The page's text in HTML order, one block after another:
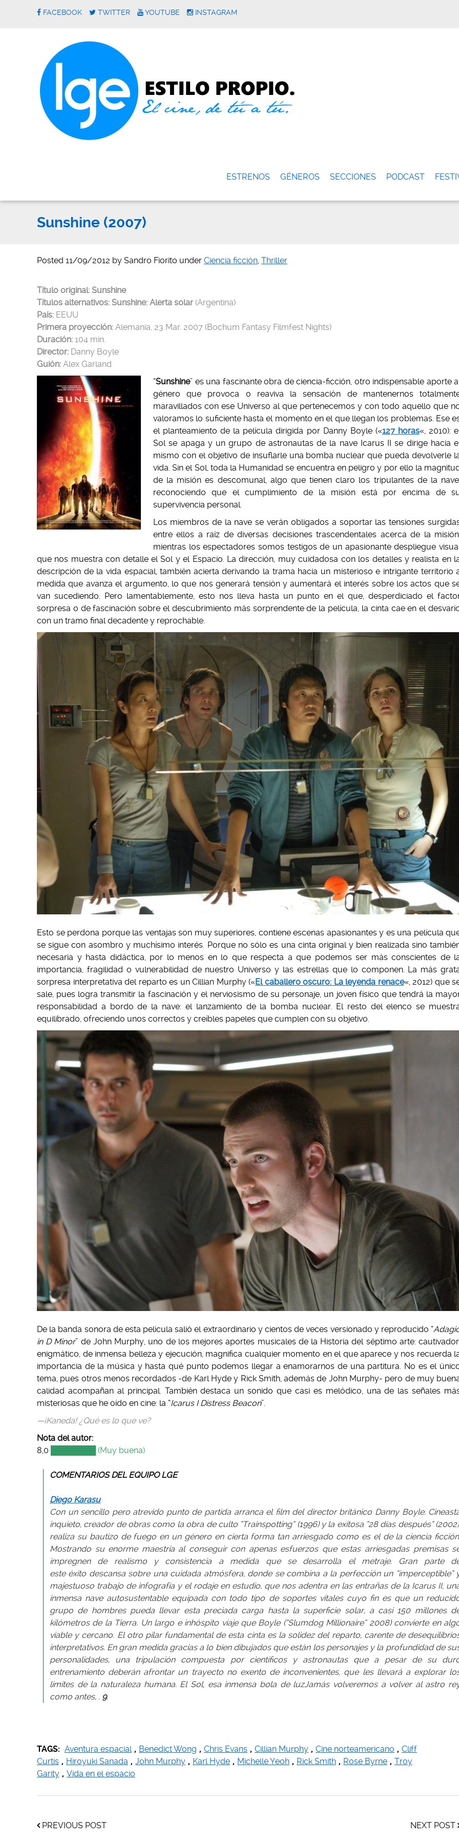
FACEBOOK TWITTER YOUTUBE INSTAGRAM
ESTRENOS GÉNEROS SECCIONES PODCAST
Sunshine (2007)
Posted 11/09/2012 by Sandro Fiorito under Ciencia ficción, Thriller
Título original: Sunshine
Títulos alternativos: Sunshine: Alerta solar (Argentina)
País: EEUU
Primera proyección: Alemania, 23 Mar. 2007 (Bochum Fantasy Filmfest Nights)
Duración: 104 min.
Director: Danny Boyle
Guión: Alex Garland
“Sunshine” es una fascinante obra de ciencia-ficción, otro indispensable aporte
género que provoca o reaviva la sensación de mantenernos
maravillados con ese Universo al que pertenecemos y con todo aquello que
valoramos lo suficiente hasta el momento en el que llegan los problemas. Ese
el planteamiento de la película dirigida por Danny Boyle («127 horas«, 2010):
Sol se apaga y un grupo de astronautas de la nave Icarus II se dirige hacia
mismo con el objetivo de insuflarle una bomba nuclear que pueda devolverle
vida. Sin el Sol, toda la Humanidad se encuentra en peligro y por ello la
de la misión es descomunal, algo que tienen claro los tripulantes de la
reconociendo que el cumplimiento de la misión está por encima de
supervivencia personal.
Los miembros de la nave se verán obligados a soportar las tensiones
entre ellos a raíz de diversas decisiones trascendentales acerca de la
mientras los espectadores somos testigos de un apasionante despliegue
que nos muestra con detalle el Sol y el Espacio. La dirección, muy cuidadosa con los detalles y realista en
descripción de la vida espacial, también acierta derivando la trama hacia un misterioso e intrigante territorio
medida que avanza el argumento, lo que nos generará tensión y aumentará el interés sobre los actos que
van sucediendo. Pero lamentablemente, esto nos lleva hasta un punto en el que, desperdiciado el
sorpresa o de fascinación sobre el descubrimiento más sorprendente de la película, la cinta cae en el
con un tramo final decadente y reprochable.
Esto se perdona porque las ventajas son muy superiores, contiene escenas apasionantes y es una película
se sigue con asombro y muchísimo interés. Porque no sólo es una cinta original y bien realizada sino
necesaria y hasta didáctica, por lo menos en lo que respecta a que podemos ser más conscientes de
importancia, fragilidad o vulnerabilidad de nuestro Universo y las estrellas que lo componen. La más
sorpresa interpretativa del reparto es un Cillian Murphy («El caballero oscuro: La leyenda renace«, 2012) que
sale, pues logra transmitir la fascinación y el nerviosismo de su personaje, un joven físico que tendrá la
responsabilidad a bordo de la nave: el lanzamiento de la bomba nuclear. El resto del elenco se
equilibrado, ofreciendo unos correctos y creíbles papeles que cumplen con su objetivo.
De la banda sonora de esta película salió el extraordinario y cientos de veces versionado y reproducido “
in D Minor” de John Murphy, uno de los mejores aportes musicales de la Historia del séptimo arte:
enigmático, de inmensa belleza y ejecución, magnifica cualquier momento en el que aparece y nos recuerda
importancia de la música y hasta qué punto podemos llegar a enamorarnos de una partitura. No es el
tema, pues otros menos recordados -de Karl Hyde y Rick Smith, además de John Murphy- pero de muy
calidad acompañan al principal. También destaca un sonido que casi es melódico, una de las señales
misteriosas que he oído en cine: la “Icarus I Distress Beacon”.
—¡Kaneda! ¿Qué es lo que ve?
Nota del autor:
8,0
████████ (Muy buena)
COMENTARIOS DEL EQUIPO LGE
,
Diego Karasu
Con un sencillo pero atrevido punto de partida arranca el film del director británico Danny Boyle.
inquieto, creador de obras como la obra de culto “Trainspotting” (1996) y la exitosa “28 días después”
realiza su bautizo de fuego en un género en cierta forma tan arriesgado como es el de la ciencia
Mostrando su enorme maestría al conseguir con apenas esfuerzos que estas arriesgadas premisas
impregnen de realismo y consistencia a medida que se desarrolla el metraje. Gran parte
este éxito descansa sobre una cuidada atmósfera, donde se combina a la perfección un “imperceptible”
majestuoso trabajo de infografía y el rodaje en estudio, que nos adentra en las entrañas de la Icarus II,
inmensa nave autosustentable equipada con todo tipo de soportes vitales cuyo fin es que un
grupo de hombres pueda llevar esta preciada carga hasta la superficie solar, a casi 150 millones
kilómetros de la Tierra. Un largo e inhóspito viaje que Boyle (“Slumdog Millionaire” 2008) convierte en
viable y cercano. El otro pilar fundamental de esta cinta es la solidez del reparto, carente de
interpretativos. En gran medida gracias a lo bien dibujados que están los personajes y la profundidad de
personalidades, una tripulación compuesta por científicos y astronautas que a pesar de su
entrenamiento deberán afrontar un trayecto no exento de inconvenientes, que les llevará a explorar
límites de la naturaleza humana. El Sol, esa inmensa bola de luzJamás volveremos a volver al astro
como antes, . 9.
TAGS: Aventura espacial , Benedict Wong , Chris Evans , Cillian Murphy , Cine norteamericano , Cliff
Curtis , Hiroyuki Sanada , John Murphy , Karl Hyde , Michelle Yeoh , Rick Smith , Rose Byrne , Troy
Garity , Vida en el espacio
PREVIOUS POST NEXT POST